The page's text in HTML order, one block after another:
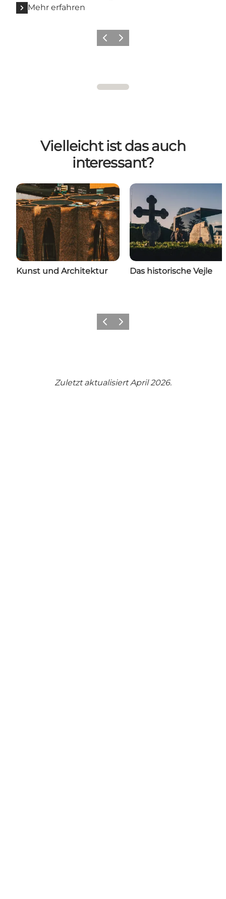
Mehr erfahren
ZurückWeiter
Vielleicht ist das auch
interessant?
Kunst und Architektur Das historische Vejle
ZurückWeiter
Zuletzt aktualisiert April 2026.